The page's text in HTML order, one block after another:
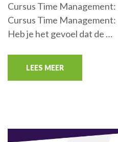
Cursus Time
Cursus Time
Heb je het gevoel dat de …
LEES MEER